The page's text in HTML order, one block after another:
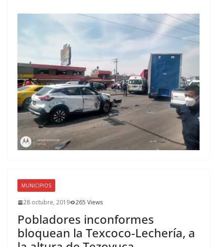
MUNICIPIOS
28 octubre, 2019 265 Views
Pobladores inconformes
bloquean la Texcoco-Lechería, a